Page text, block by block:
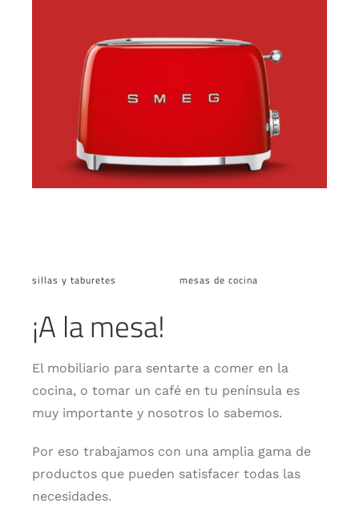
sillas y taburetes mesas de cocina
¡A la mesa!
El mobiliario para sentarte a comer en la
cocina, o tomar un café en tu península es
muy importante y nosotros lo sabemos.
Por eso trabajamos con una amplia gama de
productos que pueden satisfacer todas las
necesidades.